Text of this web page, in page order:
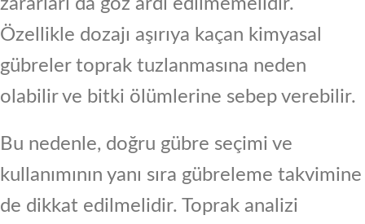
zararları da göz ardı edilmemelidir.
Özellikle dozajı aşırıya kaçan kimyasal
gübreler toprak tuzlanmasına neden
olabilir ve bitki ölümlerine sebep verebilir.
Bu nedenle, doğru gübre seçimi ve
kullanımının yanı sıra gübreleme takvimine
de dikkat edilmelidir. Toprak analizi